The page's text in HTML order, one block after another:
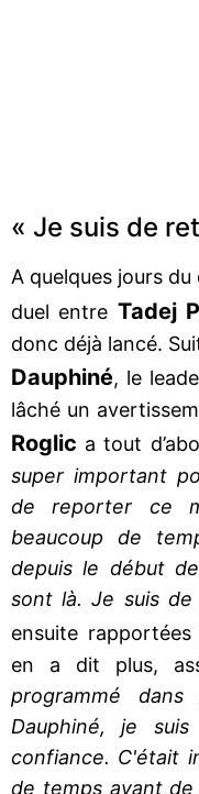
« Je suis de
A quelques jours
duel entre Tadej
donc déjà lancé.
Dauphiné, le
lâché un
Roglic a tout
super important
de reporter ce
beaucoup de
depuis le début
sont là. Je suis
ensuite rapportées
en a dit plus,
programmé
Dauphiné, je
confiance. C'était
de temps avant